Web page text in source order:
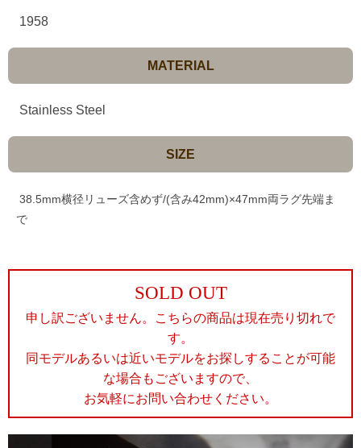
1958
MATERIAL
Stainless Steel
SIZE
38.5mm横径リューズ含めず/(含み42mm)×47mm両ラグ先端ま
で
SOLD OUT
申し訳ございません。こちらの商品は現在売り切れで
す。
同モデルあるいは近いモデルをお探しすることが可能
な場合もございますので、
お気軽にお問い合わせください。